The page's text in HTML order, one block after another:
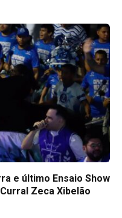
e último Ensaio Show
Zeca Xibelão